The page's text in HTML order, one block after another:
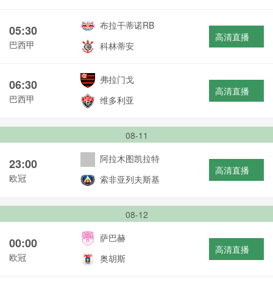
05:30
巴西甲
布拉干蒂诺RB
科林蒂安
高清直播
06:30
巴西甲
弗拉门戈
维多利亚
高清直播
08-11
23:00
欧冠
阿拉木图凯拉特
索非亚列夫斯基
高清直播
08-12
00:00
欧冠
萨巴赫
奥胡斯
高清直播